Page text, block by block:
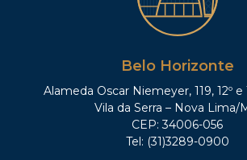
Belo Horizonte
Alameda Oscar Niemeyer, 119, 12º e
Vila da Serra – Nova Lima/
CEP: 34006-056
Tel: (31)3289-0900